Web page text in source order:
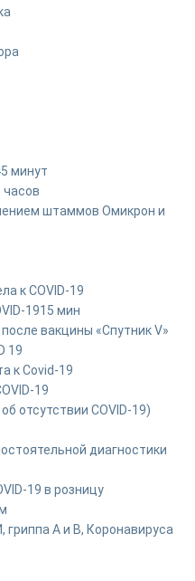
минут
часов
штаммов Омикрон и
к COVID-19
1915 мин
вакцины «Спутник V»
19
к Covid-19
19
отсутствии COVID-19)
диагностики
19 в розницу
A и B, Коронавируса